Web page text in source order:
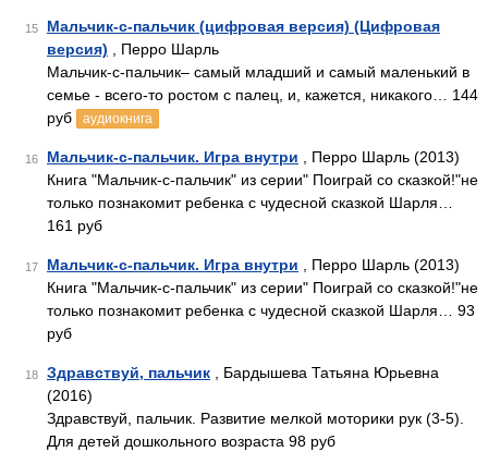
15
Мальчик-с-пальчик (цифровая версия) (Цифровая
версия) , Перро Шарль
Мальчик-с-пальчик– самый младший и самый маленький в
семье - всего-то ростом с палец, и, кажется, никакого… 144
руб
аудиокнига
16 Мальчик-с-пальчик. Игра внутри , Перро Шарль (2013)
Книга "Мальчик-с-пальчик" из серии" Поиграй со сказкой!"не
только познакомит ребенка с чудесной сказкой Шарля…
161 руб
17 Мальчик-с-пальчик. Игра внутри , Перро Шарль (2013)
Книга "Мальчик-с-пальчик" из серии" Поиграй со сказкой!"не
только познакомит ребенка с чудесной сказкой Шарля… 93
руб
18 Здравствуй, пальчик , Бардышева Татьяна Юрьевна
(2016)
Здравствуй, пальчик. Развитие мелкой моторики рук (3-5).
Для детей дошкольного возраста 98 руб